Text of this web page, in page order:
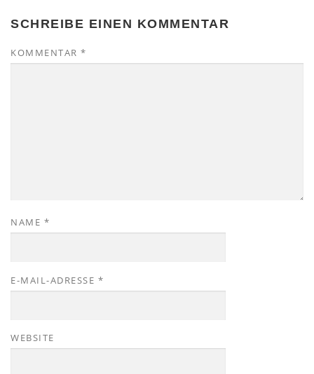
SCHREIBE EINEN KOMMENTAR
KOMMENTAR *
NAME *
E-MAIL-ADRESSE *
WEBSITE